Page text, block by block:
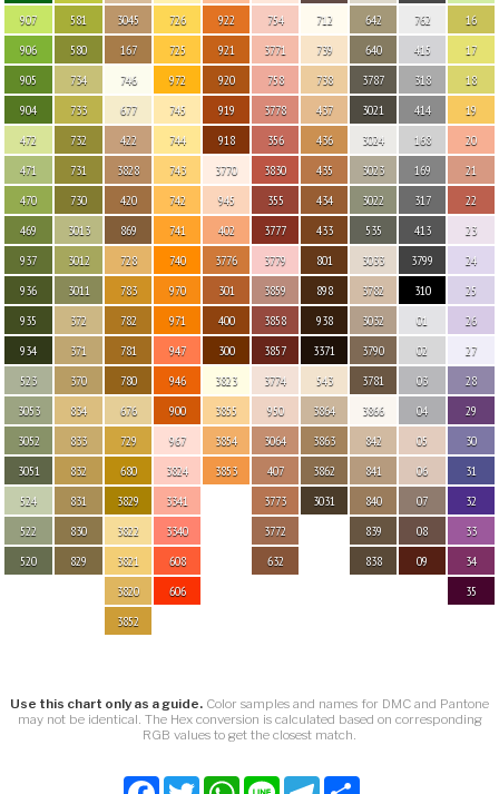
907
906
905
904
472
471
470
469
937
936
935
934
523
3053
3052
3051
524
522
520
581
580
734
733
732
731
730
3013
3012
3011
372
371
370
834
833
832
831
830
829
3045
167
746
677
422
3828
420
869
728
783
782
781
780
676
729
680
3829
3822
3821
3820
3852
726
725
972
745
744
743
742
741
740
970
971
947
946
900
967
3824
3341
3340
608
606
922
921
920
919
918
3770
945
402
3776
301
400
300
3823
3855
3854
3853
754
3771
758
3778
356
3830
355
3777
3779
3859
3858
3857
3774
950
3064
407
3773
3772
632
712
739
738
437
436
435
434
433
801
898
938
3371
543
3864
3863
3862
3031
642
640
3787
3021
3024
3023
3022
535
3033
3782
3032
3790
3781
3866
842
841
840
839
838
762
415
318
414
168
169
317
413
3799
310
01
02
03
04
05
06
07
08
09
16
17
18
19
20
21
22
23
24
25
26
27
28
29
30
31
32
33
34
35
Use this chart only as a guide. Color samples and names for DMC and Pantone
may not be identical. The Hex conversion is calculated based on corresponding
RGB values to get the closest match.
Facebook
TwitterWhatsApp
Line Telegram